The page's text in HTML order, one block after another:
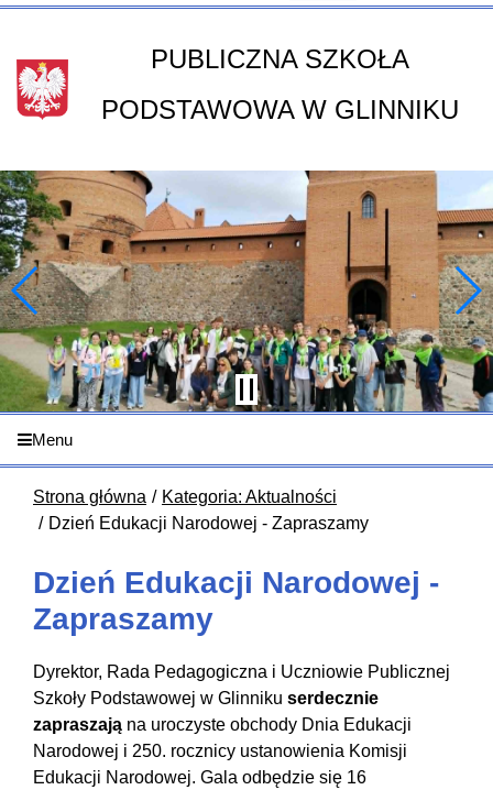
PUBLICZNA SZKOŁA
PODSTAWOWA W GLINNIKU
Menu
Strona główna
Kategoria: Aktualności
Dzień Edukacji Narodowej - Zapraszamy
Dzień Edukacji Narodowej -
Zapraszamy
Dyrektor, Rada Pedagogiczna i Uczniowie Publicznej
Szkoły Podstawowej w Glinniku serdecznie
zapraszają na uroczyste obchody Dnia Edukacji
Narodowej i 250. rocznicy ustanowienia Komisji
Edukacji Narodowej. Gala odbędzie się 16